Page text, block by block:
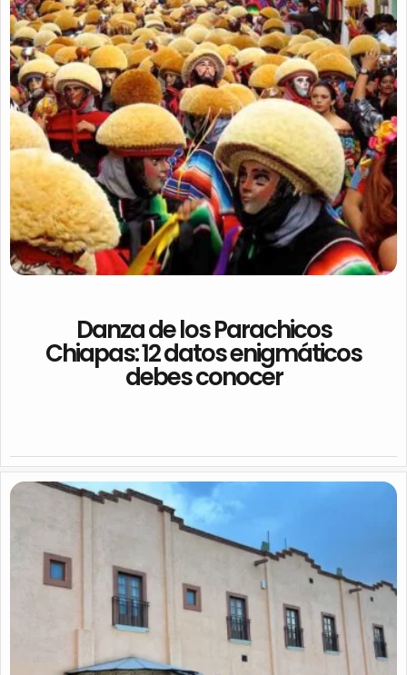
Danza de los Parachicos
Chiapas: 12 datos enigmáticos
debes conocer